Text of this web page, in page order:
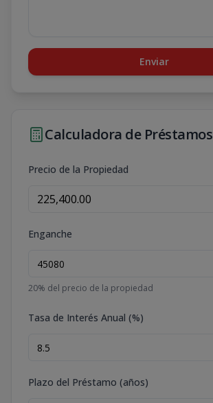
Enviar
Calculadora de Préstamos
Precio de la Propiedad
Enganche
20% del precio de la propiedad
Tasa de Interés Anual (%)
Plazo del Préstamo (años)